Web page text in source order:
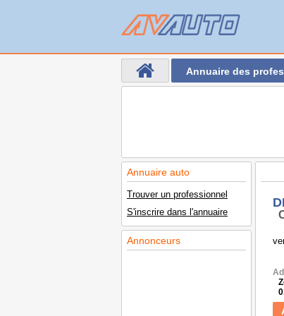
Annuaire des
Annuaire auto
Trouver un professionnel
S'inscrire dans l'annuaire
Annonceurs